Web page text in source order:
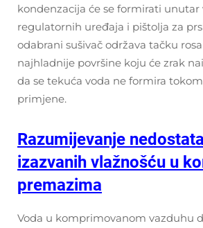
kondenzacija će se formirati unutar
regulatornih uređaja i pištolja za
odabrani sušivač održava tačku
najhladnije površine koju će zrak
da se tekuća voda ne formira
primjene.
Razumijevanje
izazvanih vlažnošću u
premazima
Voda u komprimovanom vazduhu